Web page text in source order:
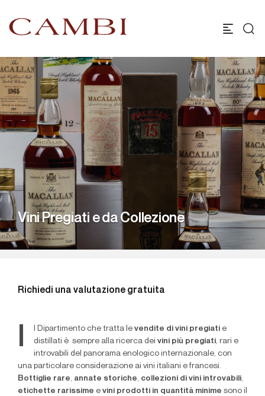
Vini Pregiati e da Collezione
Richiedi una valutazione gratuita
I l Dipartimento che tratta le vendite di vini pregiati e
distillati è sempre alla ricerca dei vini più pregiati, rari e
introvabili del panorama enologico internazionale, con
una particolare considerazione ai vini italiani e francesi.
Bottiglie rare, annate storiche, collezioni di vini introvabili,
etichette rarissime e vini prodotti in quantità minime sono il